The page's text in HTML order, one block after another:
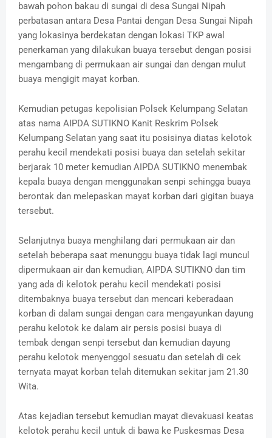
bawah pohon bakau di sungai di desa Sungai Nipah
perbatasan antara Desa Pantai dengan Desa Sungai Nipah
yang lokasinya berdekatan dengan lokasi TKP awal
penerkaman yang dilakukan buaya tersebut dengan posisi
mengambang di permukaan air sungai dan dengan mulut
buaya mengigit mayat korban.
Kemudian petugas kepolisian Polsek Kelumpang Selatan
atas nama AIPDA SUTIKNO Kanit Reskrim Polsek
Kelumpang Selatan yang saat itu posisinya diatas kelotok
perahu kecil mendekati posisi buaya dan setelah sekitar
berjarak 10 meter kemudian AIPDA SUTIKNO menembak
kepala buaya dengan menggunakan senpi sehingga buaya
berontak dan melepaskan mayat korban dari gigitan buaya
tersebut.
Selanjutnya buaya menghilang dari permukaan air dan
setelah beberapa saat menunggu buaya tidak lagi muncul
dipermukaan air dan kemudian, AIPDA SUTIKNO dan tim
yang ada di kelotok perahu kecil mendekati posisi
ditembaknya buaya tersebut dan mencari keberadaan
korban di dalam sungai dengan cara mengayunkan dayung
perahu kelotok ke dalam air persis posisi buaya di
tembak dengan senpi tersebut dan kemudian dayung
perahu kelotok menyenggol sesuatu dan setelah di cek
ternyata mayat korban telah ditemukan sekitar jam 21.30
Wita.
Atas kejadian tersebut kemudian mayat dievakuasi keatas
kelotok perahu kecil untuk di bawa ke Puskesmas Desa